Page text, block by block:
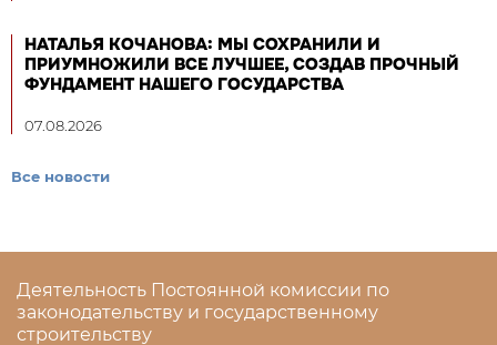
НАТАЛЬЯ КОЧАНОВА: МЫ СОХРАНИЛИ И
ПРИУМНОЖИЛИ ВСЕ ЛУЧШЕЕ, СОЗДАВ ПРОЧНЫЙ
ФУНДАМЕНТ НАШЕГО ГОСУДАРСТВА
07.08.2026
Все новости
Деятельность Постоянной комиссии по
законодательству и государственному
строительству